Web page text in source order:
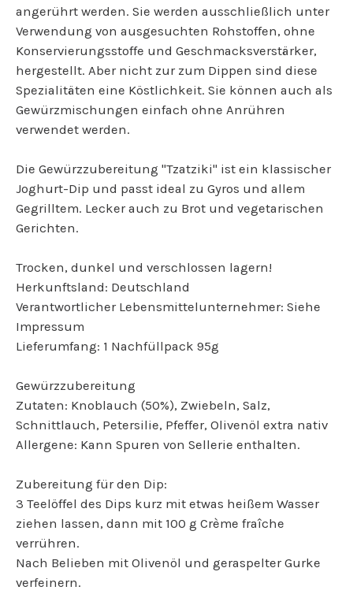
angerührt werden. Sie werden ausschließlich unter
Verwendung von ausgesuchten Rohstoffen, ohne
Konservierungsstoffe und Geschmacksverstärker,
hergestellt. Aber nicht zur zum Dippen sind diese
Spezialitäten eine Köstlichkeit. Sie können auch als
Gewürzmischungen einfach ohne Anrühren
verwendet werden.
Die Gewürzzubereitung "Tzatziki" ist ein klassischer
Joghurt-Dip und passt ideal zu Gyros und allem
Gegrilltem. Lecker auch zu Brot und vegetarischen
Gerichten.
Trocken, dunkel und verschlossen lagern!
Herkunftsland: Deutschland
Verantwortlicher Lebensmittelunternehmer: Siehe
Impressum
Lieferumfang: 1 Nachfüllpack 95g
Gewürzzubereitung
Zutaten: Knoblauch (50%), Zwiebeln, Salz,
Schnittlauch, Petersilie, Pfeffer, Olivenöl extra nativ
Allergene: Kann Spuren von Sellerie enthalten.
Zubereitung für den Dip:
3 Teelöffel des Dips kurz mit etwas heißem Wasser
ziehen lassen, dann mit 100 g Crème fraîche
verrühren.
Nach Belieben mit Olivenöl und geraspelter Gurke
verfeinern.